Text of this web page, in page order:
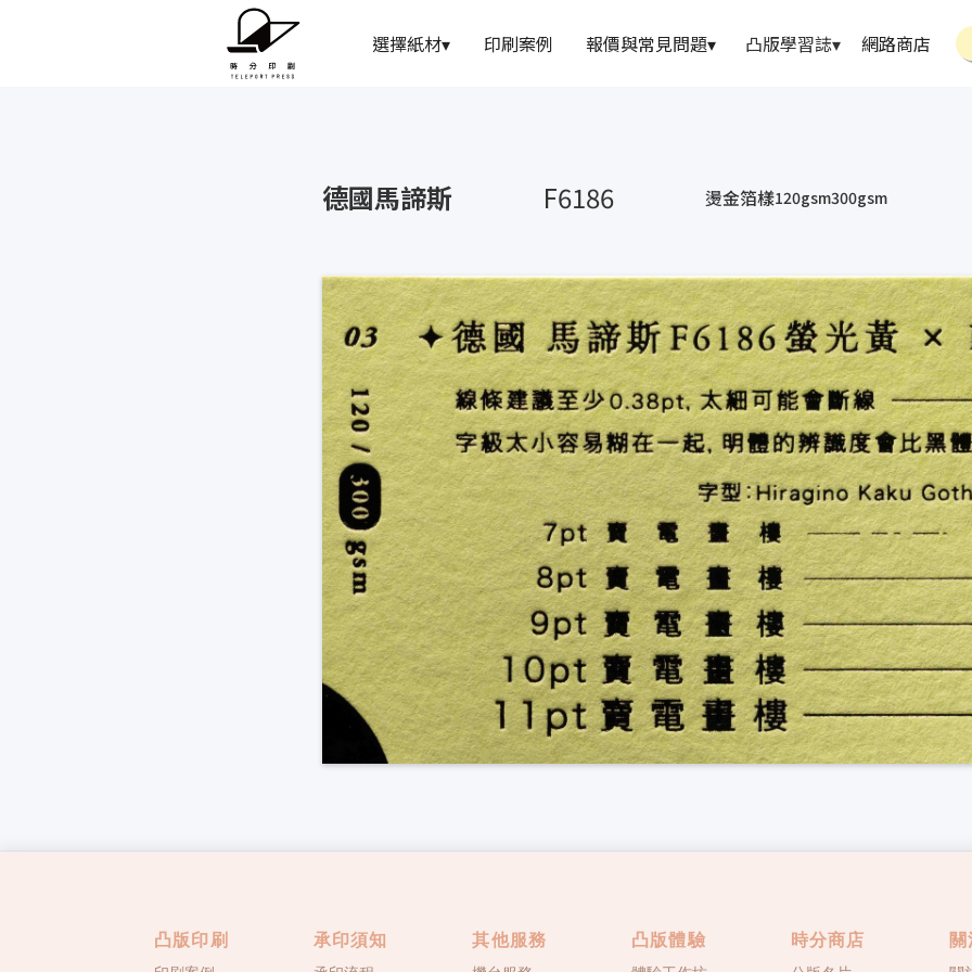
選擇紙材▾ 印刷案例 報價與常見問題▾ 凸版學習誌▾ 網路商店
德國馬諦斯 F6186 燙金箔樣120gsm300gsm
凸版印刷 承印須知 其他服務 凸版體驗 時分商店